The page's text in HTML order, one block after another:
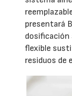
presentará
dosificación
flexible
residuos de